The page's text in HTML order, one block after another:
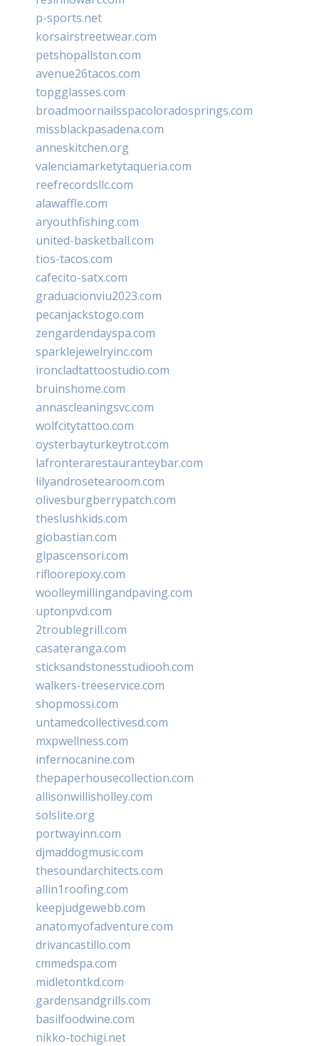
p-sports.net
korsairstreetwear.com
petshopallston.com
avenue26tacos.com
topgglasses.com
broadmoornailsspacoloradosprings.com
missblackpasadena.com
anneskitchen.org
valenciamarketytaqueria.com
reefrecordsllc.com
alawaffle.com
aryouthfishing.com
united-basketball.com
tios-tacos.com
cafecito-satx.com
graduacionviu2023.com
pecanjackstogo.com
zengardendayspa.com
sparklejewelryinc.com
ironcladtattoostudio.com
bruinshome.com
annascleaningsvc.com
wolfcitytattoo.com
oysterbayturkeytrot.com
lafronterarestauranteybar.com
lilyandrosetearoom.com
olivesburgberrypatch.com
theslushkids.com
giobastian.com
glpascensori.com
rifloorepoxy.com
woolleymillingandpaving.com
uptonpvd.com
2troublegrill.com
casateranga.com
sticksandstonesstudiooh.com
walkers-treeservice.com
shopmossi.com
untamedcollectivesd.com
mxpwellness.com
infernocanine.com
thepaperhousecollection.com
allisonwillisholley.com
solslite.org
portwayinn.com
djmaddogmusic.com
thesoundarchitects.com
allin1roofing.com
keepjudgewebb.com
anatomyofadventure.com
drivancastillo.com
cmmedspa.com
midletontkd.com
gardensandgrills.com
basilfoodwine.com
nikko-tochigi.net